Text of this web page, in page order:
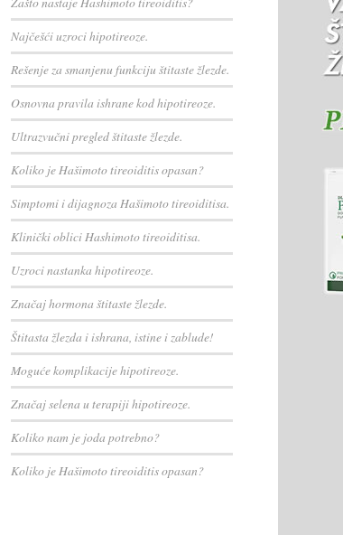
Najčešći uzroci hipotireoze.
Rešenje za smanjenu funkciju štitaste žlezde.
Osnovna pravila ishrane kod hipotireoze.
Ultrazvučni pregled štitaste žlezde.
Koliko je Hašimoto tireoiditis opasan?
Simptomi i dijagnoza Hašimoto tireoiditisa.
Klinički oblici Hashimoto tireoiditisa.
Uzroci nastanka hipotireoze.
Značaj hormona štitaste žlezde.
Štitasta žlezda i ishrana, istine i zablude!
Moguće komplikacije hipotireoze.
Značaj selena u terapiji hipotireoze.
Koliko nam je joda potrebno?
Koliko je Hašimoto tireoiditis opasan?